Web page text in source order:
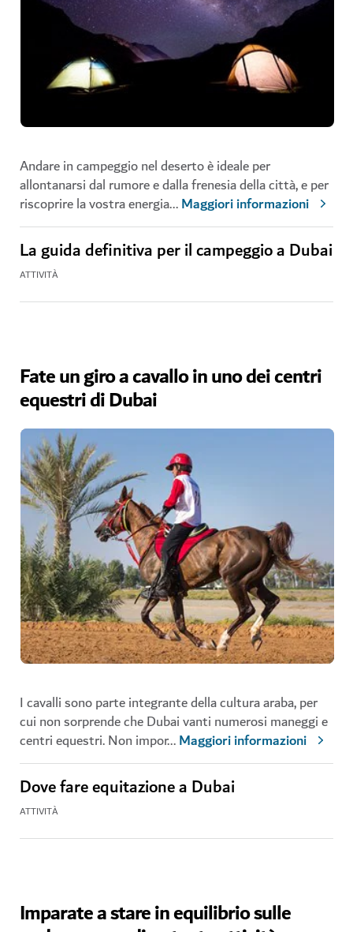
Andare in campeggio nel deserto è ideale per
allontanarsi dal rumore e dalla frenesia della città, e per
riscoprire la vostra energia...Maggiori informazioni
La guida definitiva per il campeggio a Dubai
ATTIVITÀ
Fate un giro a cavallo in uno dei centri
equestri di Dubai
I cavalli sono parte integrante della cultura araba, per
cui non sorprende che Dubai vanti numerosi maneggi e
centri equestri. Non impor...Maggiori informazioni
Dove fare equitazione a Dubai
ATTIVITÀ
Imparate a stare in equilibrio sulle